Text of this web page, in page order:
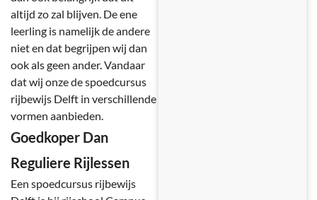
altijd zo zal blijven. De ene
leerling is namelijk de andere
niet en dat begrijpen wij dan
ook als geen ander. Vandaar
dat wij onze de spoedcursus
rijbewijs Delft in verschillende
vormen aanbieden.
Goedkoper Dan
Reguliere Rijlessen
Een spoedcursus rijbewijs